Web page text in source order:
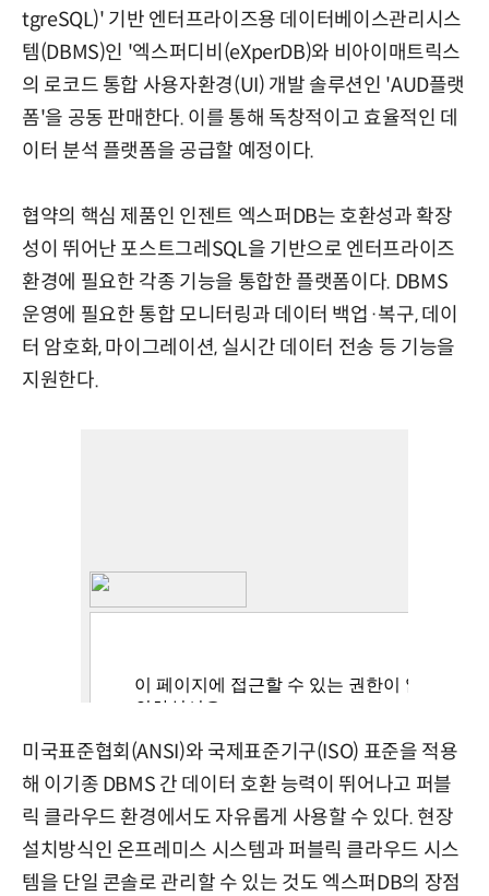
tgreSQL)' 기반 엔터프라이즈용 데이터베이스관리시스
템(DBMS)인 '엑스퍼디비(eXperDB)와 비아이매트릭스
의 로코드 통합 사용자환경(UI) 개발 솔루션인 'AUD플랫
폼'을 공동 판매한다. 이를 통해 독창적이고 효율적인 데
이터 분석 플랫폼을 공급할 예정이다.
협약의 핵심 제품인 인젠트 엑스퍼DB는 호환성과 확장
성이 뛰어난 포스트그레SQL을 기반으로 엔터프라이즈
환경에 필요한 각종 기능을 통합한 플랫폼이다. DBMS
운영에 필요한 통합 모니터링과 데이터 백업·복구, 데이
터 암호화, 마이그레이션, 실시간 데이터 전송 등 기능을
지원한다.
미국표준협회(ANSI)와 국제표준기구(ISO) 표준을 적용
해 이기종 DBMS 간 데이터 호환 능력이 뛰어나고 퍼블
릭 클라우드 환경에서도 자유롭게 사용할 수 있다. 현장
설치방식인 온프레미스 시스템과 퍼블릭 클라우드 시스
템을 단일 콘솔로 관리할 수 있는 것도 엑스퍼DB의 장점